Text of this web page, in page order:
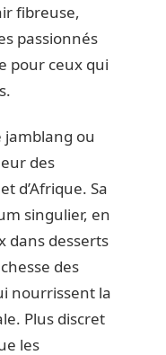
fibreuse,
passionnés
pour ceux qui
jamblang ou
des
d’Afrique. Sa
singulier, en
dans desserts
des
nourrissent la
Plus discret
les